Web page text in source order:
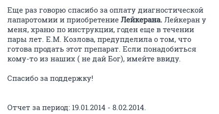
Еще раз говорю спасибо за оплату диагностической
лапаротомии и приобретение Лейкерана. Лейкеран у
меня, храню по инструкции, годен еще в течении
пары лет. Е.М. Козлова, предупделила о том, что
готова продать этот препарат. Если понадобиться
кому-то из наших ( не дай Бог), имейте ввиду.
Спасибо за поддержку!
Отчет за период: 19.01.2014 - 8.02.2014.